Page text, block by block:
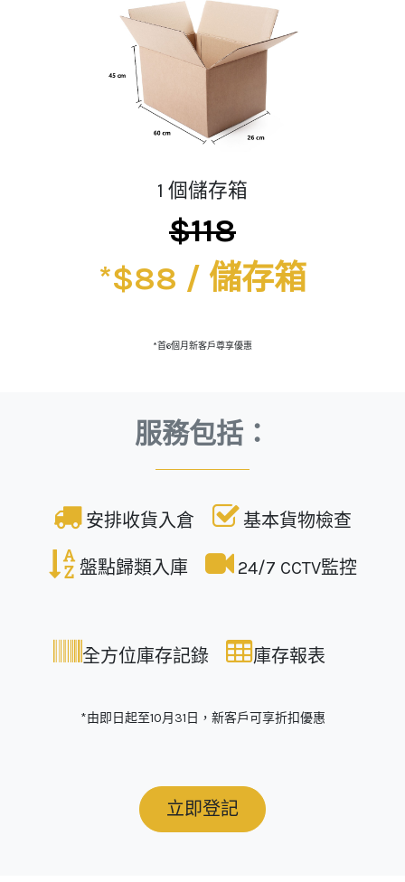
1 個儲存箱
$118
*$88 / 儲存箱
*首6個月新客戶尊享優惠
服務包括：
安排收貨入倉 基本貨物檢查
盤點歸類入庫 24/7 CCTV監控
全方位庫存記錄 庫存報表
*由即日起至10月31日，新客戶可享折扣優惠
立即登記